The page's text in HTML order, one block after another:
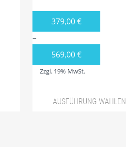
379,00€
–
569,00€
Zzgl. 19% MwSt.
AUSFÜHRUNG WÄHLEN